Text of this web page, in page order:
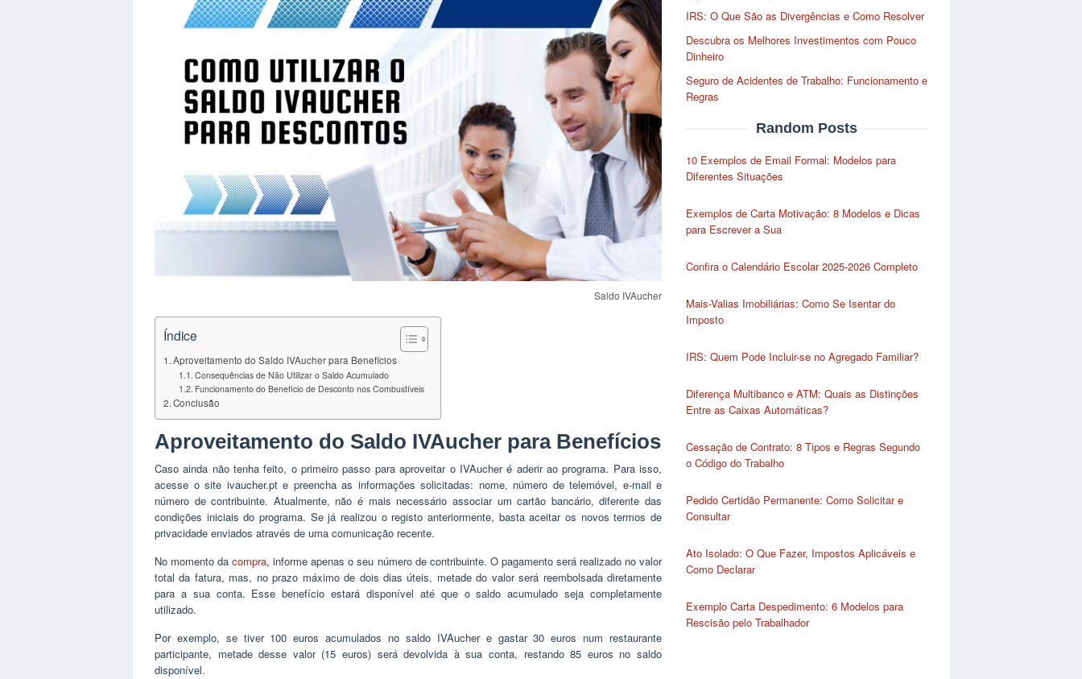
Saldo IVAucher
Índice
Aproveitamento do Saldo IVAucher para Benefícios
Consequências de Não Utilizar o Saldo Acumulado
Funcionamento do Benefício de Desconto nos Combustíveis
Conclusão
Aproveitamento do Saldo IVAucher para Benefícios
Caso ainda não tenha feito, o primeiro passo para aproveitar o IVAucher é aderir ao programa. Para isso,
acesse o site ivaucher.pt e preencha as informações solicitadas: nome, número de telemóvel, e-mail e
número de contribuinte. Atualmente, não é mais necessário associar um cartão bancário, diferente das
condições iniciais do programa. Se já realizou o registo anteriormente, basta aceitar os novos termos de
privacidade enviados através de uma comunicação recente.
No momento dacompra, informe apenas o seu número de contribuinte. O pagamento será realizado no valor
total da fatura, mas, no prazo máximo de dois dias úteis, metade do valor será reembolsada diretamente
para a sua conta. Esse benefício estará disponível até que o saldo acumulado seja completamente
utilizado.
Por exemplo, se tiver 100 euros acumulados no saldo IVAucher e gastar 30 euros num restaurante
participante, metade desse valor (15 euros) será devolvida à sua conta, restando 85 euros no saldo
disponível.
IRS: O Que São as Divergências e Como Resolver
Descubra os Melhores Investimentos com Pouco
Dinheiro
Seguro de Acidentes de Trabalho: Funcionamento e
Regras
Random Posts
10 Exemplos de Email Formal: Modelos para
Diferentes Situações
Exemplos de Carta Motivação: 8 Modelos e Dicas
para Escrever a Sua
Confira o Calendário Escolar 2025-2026 Completo
Mais-Valias Imobiliárias: Como Se Isentar do
Imposto
IRS: Quem Pode Incluir-se no Agregado Familiar?
Diferença Multibanco e ATM: Quais as Distinções
Entre as Caixas Automáticas?
Cessação de Contrato: 8 Tipos e Regras Segundo
o Código do Trabalho
Pedido Certidão Permanente: Como Solicitar e
Consultar
Ato Isolado: O Que Fazer, Impostos Aplicáveis e
Como Declarar
Exemplo Carta Despedimento: 6 Modelos para
Rescisão pelo Trabalhador